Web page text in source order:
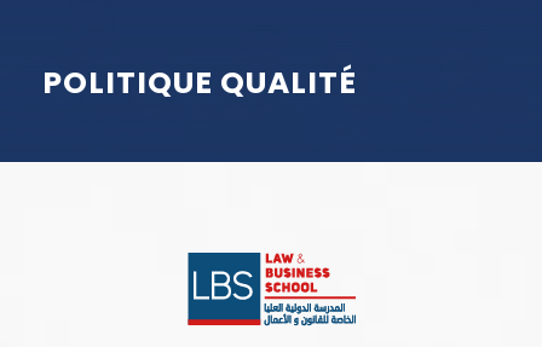
POLITIQUE QUALITÉ